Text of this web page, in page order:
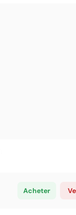
Acheter